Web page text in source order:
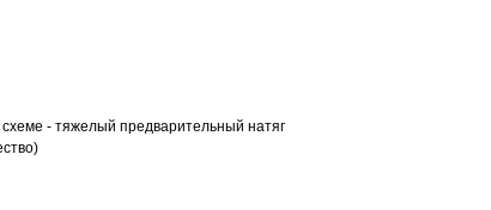
- тяжелый предварительный натяг